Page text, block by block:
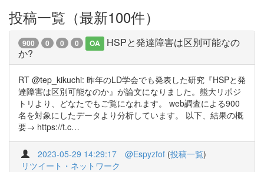
投稿一覧（最新100件）
900 0 0 0 OA
HSPと発達障害は区別可能なの
か?
RT @tep_kikuchi: 昨年のLD学会でも発表した研究『HSPと発
達障害は区別可能なのか』が論文になりました。熊大リポジ
トリより、どなたでもご覧になれます。 web調査による900
名を対象にしたデータより分析しています。 以下、結果の概
要→ https://t.c…
2023-05-29 14:29:17 @Espyzfof (投稿一覧)
リツイート・ネットワーク